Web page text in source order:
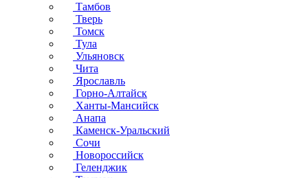
Тамбов
Тверь
Томск
Тула
Ульяновск
Чита
Ярославль
Горно-Алтайск
Ханты-Мансийск
Анапа
Каменск-Уральский
Сочи
Новороссийск
Геленджик